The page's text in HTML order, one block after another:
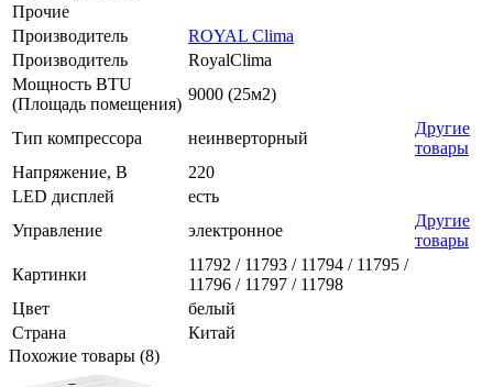
Прочие
Производитель
ROYAL Clima
Производитель
RoyalClima
Мощность BTU
(Площадь помещения)
9000 (25м2)
Тип компрессора неинверторный
Другие
товары
Напряжение, В
220
LED дисплей
есть
Управление
электронное
Другие
товары
Картинки
11792 / 11793 / 11794 / 11795 /
11796 / 11797 / 11798
Цвет
белый
Страна
Китай
Похожие товары (8)